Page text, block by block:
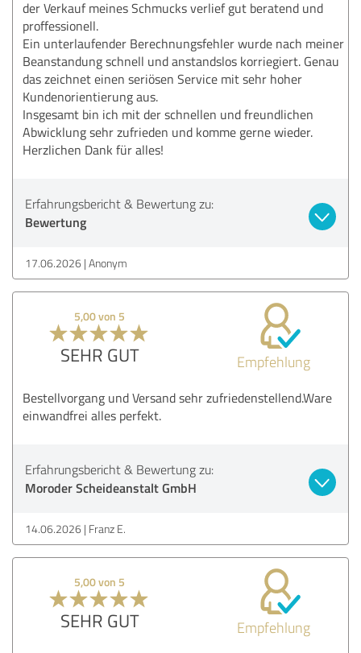
der Verkauf meines Schmucks verlief gut beratend und
proffessionell.
Ein unterlaufender Berechnungsfehler wurde nach meiner
Beanstandung schnell und anstandslos korriegiert. Genau
das zeichnet einen seriösen Service mit sehr hoher
Kundenorientierung aus.
Insgesamt bin ich mit der schnellen und freundlichen
Abwicklung sehr zufrieden und komme gerne wieder.
Herzlichen Dank für alles!
Erfahrungsbericht & Bewertung zu:
Bewertung
17.06.2026 Anonym
5,00 von 5
SEHR GUT Empfehlung
Bestellvorgang und Versand sehr zufriedenstellend.Ware
einwandfrei alles perfekt.
Erfahrungsbericht & Bewertung zu:
Moroder Scheideanstalt GmbH
14.06.2026 Franz E.
5,00 von 5
SEHR GUT Empfehlung